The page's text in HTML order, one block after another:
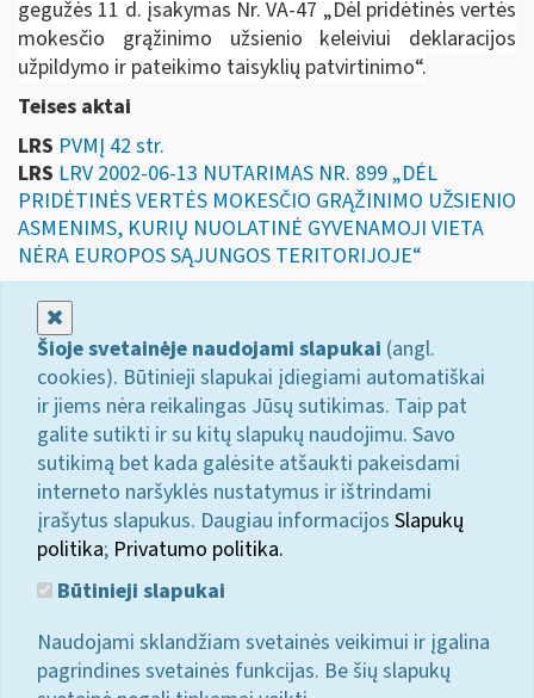
gegužės 11 d. įsakymas Nr. VA-47 „Dėl pridėtinės vertės
mokesčio grąžinimo užsienio keleiviui deklaracijos
užpildymo ir pateikimo taisyklių patvirtinimo“.
Teises aktai
LRS PVMĮ 42 str.
LRS LRV 2002-06-13 NUTARIMAS NR. 899 „DĖL
PRIDĖTINĖS VERTĖS MOKESČIO GRĄŽINIMO UŽSIENIO
ASMENIMS, KURIŲ NUOLATINĖ GYVENAMOJI VIETA
NĖRA EUROPOS SĄJUNGOS TERITORIJOJE“
Šioje svetainėje naudojami slapukai (angl.
cookies). Būtinieji slapukai įdiegiami automatiškai
ir jiems nėra reikalingas Jūsų sutikimas. Taip pat
galite sutikti ir su kitų slapukų naudojimu. Savo
sutikimą bet kada galėsite atšaukti pakeisdami
interneto naršyklės nustatymus ir ištrindami
įrašytus slapukus. Daugiau informacijos Slapukų
politika; Privatumo politika.
Būtinieji slapukai
Naudojami sklandžiam svetainės veikimui ir įgalina
pagrindines svetainės funkcijas. Be šių slapukų